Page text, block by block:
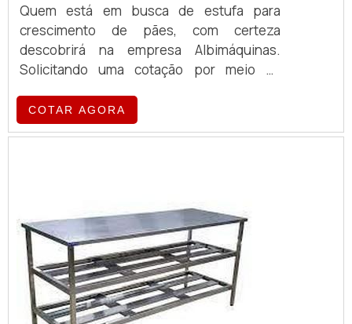
Quem está em busca de estufa para
crescimento de pães, com certeza
descobrirá na empresa Albimáquinas.
Solicitando uma cotação por meio da
referência de qualidade da área de
atuação.MAIS SOBRE ESTUFA PARA
Albimáquinas. Com grande expressão de
mercado quando o assunto é fatiador de
pães ...
COTAR AGORA